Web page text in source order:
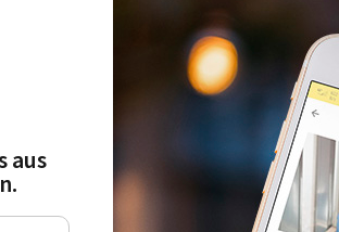
der
Gipfel den
Betriebe sollen
Feiertage gilt, haben wir
aus